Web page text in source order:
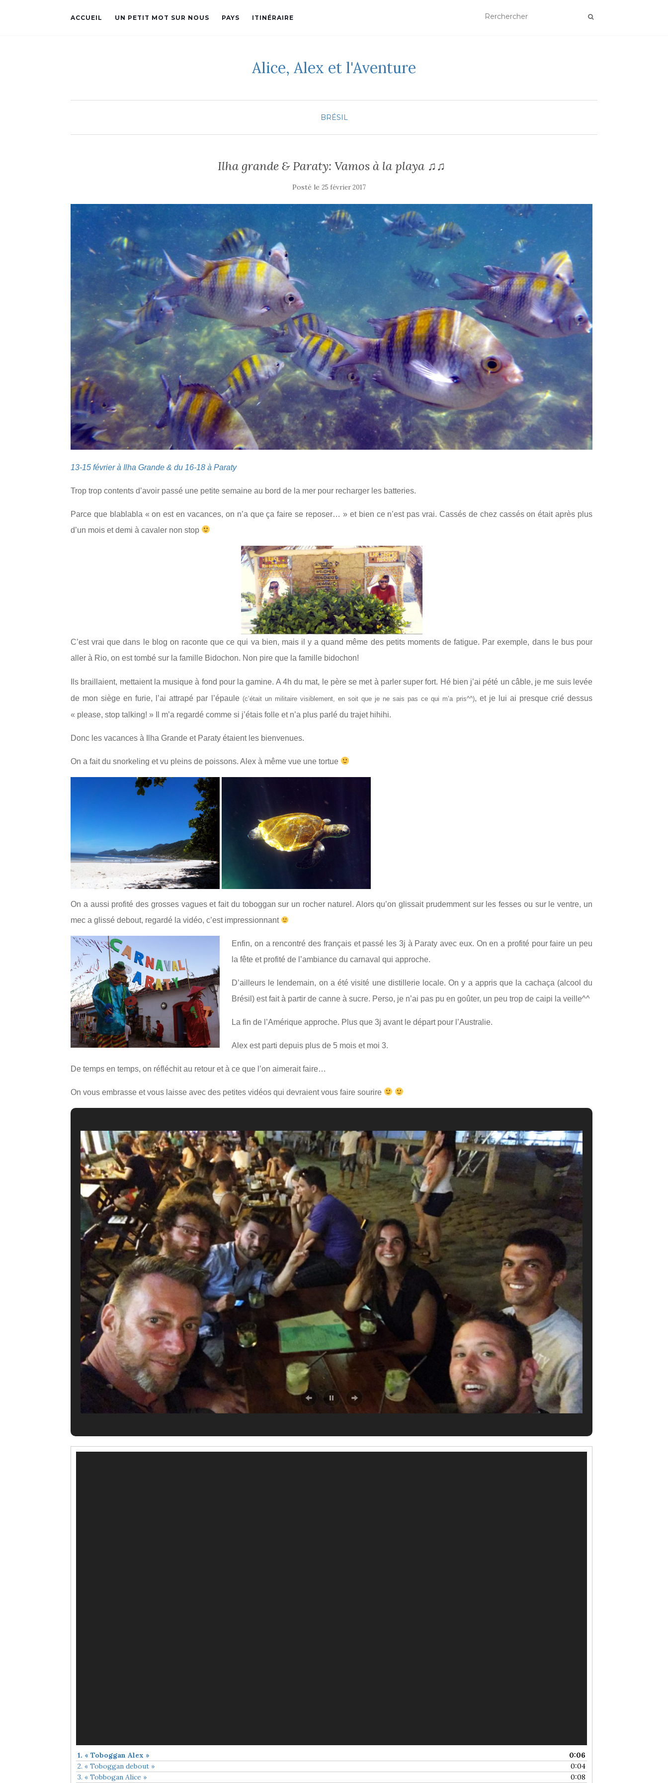
ACCUEIL UN PETIT MOT SUR NOUS PAYS ITINÉRAIRE
Alice, Alex et l'Aventure
BRÉSIL
Ilha grande & Paraty: Vamos à la playa ♫♫
Posté le 25 février 2017
13-15 février à Ilha Grande & du 16-18 à Paraty
Trop trop contents d’avoir passé une petite semaine au bord de la mer pour recharger les batteries.
Parce que blablabla « on est en vacances, on n’a que ça faire se reposer… » et bien ce n’est pas vrai. Cassés de chez cassés on était après plus
d’un mois et demi à cavaler non stop
C’est vrai que dans le blog on raconte que ce qui va bien, mais il y a quand même des petits moments de fatigue. Par exemple, dans le bus pour
aller à Rio, on est tombé sur la famille Bidochon. Non pire que la famille bidochon!
Ils braillaient, mettaient la musique à fond pour la gamine. A 4h du mat, le père se met à parler super fort. Hé bien j’ai pété un câble, je me suis levée
de mon siège en furie, l’ai attrapé par l’épaule (c’était un militaire visiblement, en soit que je ne sais pas ce qui m’a pris^^), et je lui ai presque crié dessus
« please, stop talking! » Il m’a regardé comme si j’étais folle et n’a plus parlé du trajet hihihi.
Donc les vacances à Ilha Grande et Paraty étaient les bienvenues.
On a fait du snorkeling et vu pleins de poissons. Alex à même vue une tortue
On a aussi profité des grosses vagues et fait du toboggan sur un rocher naturel. Alors qu’on glissait prudemment sur les fesses ou sur le ventre, un
mec a glissé debout, regardé la vidéo, c’est impressionnant
Enfin, on a rencontré des français et passé les 3j à Paraty avec eux. On en a profité pour faire un peu
la fête et profité de l’ambiance du carnaval qui approche.
D’ailleurs le lendemain, on a été visité une distillerie locale. On y a appris que la cachaça (alcool du
Brésil) est fait à partir de canne à sucre. Perso, je n’ai pas pu en goûter, un peu trop de caipi la veille^^
La fin de l’Amérique approche. Plus que 3j avant le départ pour l’Australie.
Alex est parti depuis plus de 5 mois et moi 3.
De temps en temps, on réfléchit au retour et à ce que l’on aimerait faire…
On vous embrasse et vous laisse avec des petites vidéos qui devraient vous faire sourire
1. « Toboggan Alex »
0:06
2. « Toboggan debout »
0:04
3. « Tobbogan Alice » 0:08